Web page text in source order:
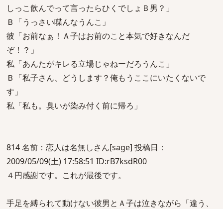
しっこ飲んでって言ったらひくでしょＢ男？」
Ｂ「うっさい喋んなうんこ」
彼「お前なぁ！Ａ子はお前のこと本気で好きなんだ
ぞ！？」
私「あんたがキレる立場じゃねーだろうんこ」
Ｂ「私子さん、どうします？俺もうここにいたくないで
す」
私「私も。臭いが染み付く前に帰ろ」
814 名前：恋人は名無しさん[sage] 投稿日：
2009/05/09(土) 17:58:51 ID:rB7ksdR00
４円感謝です。これが最後です。
手足を縛られて動けない彼男とＡ子は泣きながら「違う、